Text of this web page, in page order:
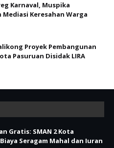
Karnaval, Muspika
Keresahan Warga
Proyek Pembangunan
Pasuruan Disidak LIRA
Gratis: SMAN 2 Kota
Seragam Mahal dan Iuran